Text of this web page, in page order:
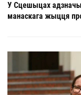
У Сцешыцах
манаскага жыцця